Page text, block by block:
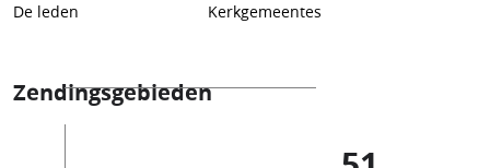
De leden Kerkgemeentes
Zendingsgebieden